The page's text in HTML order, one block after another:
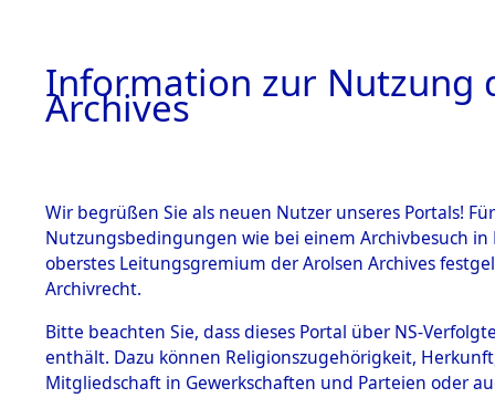
BESTÄNDE
1.
Information zur Nutzung
Archives
Wir begrüßen Sie als neuen Nutzer unseres Portals!
Nutzungsbedingungen wie bei einem Archivbesuch
oberstes Leitungsgremium der Arolsen Archives
Archivrecht.
Bitte beachten Sie, dass dieses Portal über NS-
enthält. Dazu können Religionszugehörigkeit,
Mitgliedschaft in Gewerkschaften und Parteien oder